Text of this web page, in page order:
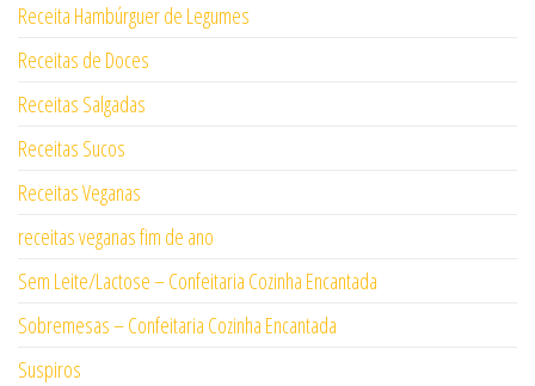
Receita Hambúrguer de Legumes
Receitas de Doces
Receitas Salgadas
Receitas Sucos
Receitas Veganas
receitas veganas fim de ano
Sem Leite/Lactose – Confeitaria Cozinha Encantada
Sobremesas – Confeitaria Cozinha Encantada
Suspiros